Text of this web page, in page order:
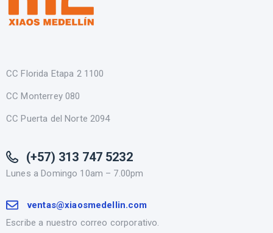
CC Florida Etapa 2 1100
CC Monterrey 080
CC Puerta del Norte 2094
(+57) 313 747 5232
Lunes a Domingo 10am – 7.00pm
ventas@xiaosmedellin.com
Escribe a nuestro correo corporativo.